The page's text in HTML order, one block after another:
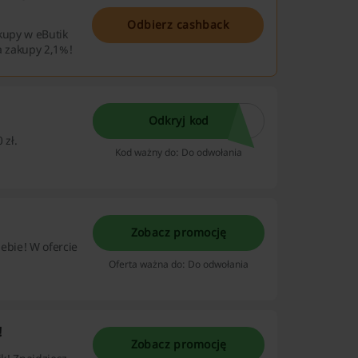
w eButik
2,1%!
Odbierz cashback
Odkryj kod
Kod ważny do: Do odwołania
W ofercie
Zobacz promocję
Oferta ważna do: Do odwołania
Zobacz promocję